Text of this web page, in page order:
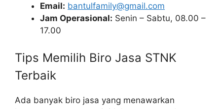
Email: bantulfamily@gmail.com
Jam Operasional: Senin – Sabtu, 08.00 –
17.00
Tips Memilih Biro Jasa STNK
Terbaik
Ada banyak biro jasa yang menawarkan